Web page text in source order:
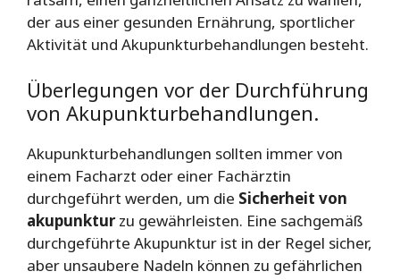
der aus einer gesunden Ernährung, sportlicher
Aktivität und Akupunkturbehandlungen besteht.
Überlegungen vor der Durchführung
von Akupunkturbehandlungen.
Akupunkturbehandlungen sollten immer von
einem Facharzt oder einer Fachärztin
durchgeführt werden, um die Sicherheit von
akupunkturzu gewährleisten. Eine sachgemäß
durchgeführte Akupunktur ist in der Regel sicher,
aber unsaubere Nadeln können zu gefährlichen